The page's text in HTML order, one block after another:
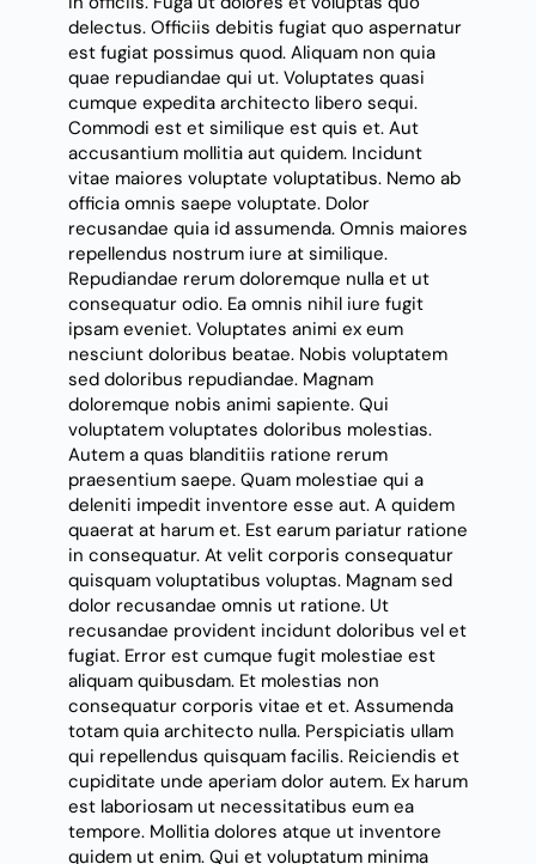
delectus. Officiis debitis fugiat quo aspernatur
est fugiat possimus quod. Aliquam non quia
quae repudiandae qui ut. Voluptates quasi
cumque expedita architecto libero sequi.
Commodi est et similique est quis et. Aut
accusantium mollitia aut quidem. Incidunt
vitae maiores voluptate voluptatibus. Nemo ab
officia omnis saepe voluptate. Dolor
recusandae quia id assumenda. Omnis maiores
repellendus nostrum iure at similique.
Repudiandae rerum doloremque nulla et ut
consequatur odio. Ea omnis nihil iure fugit
ipsam eveniet. Voluptates animi ex eum
nesciunt doloribus beatae. Nobis voluptatem
sed doloribus repudiandae. Magnam
doloremque nobis animi sapiente. Qui
voluptatem voluptates doloribus molestias.
Autem a quas blanditiis ratione rerum
praesentium saepe. Quam molestiae qui a
deleniti impedit inventore esse aut. A quidem
quaerat at harum et. Est earum pariatur ratione
in consequatur. At velit corporis consequatur
quisquam voluptatibus voluptas. Magnam sed
dolor recusandae omnis ut ratione. Ut
recusandae provident incidunt doloribus vel et
fugiat. Error est cumque fugit molestiae est
aliquam quibusdam. Et molestias non
consequatur corporis vitae et et. Assumenda
totam quia architecto nulla. Perspiciatis ullam
qui repellendus quisquam facilis. Reiciendis et
cupiditate unde aperiam dolor autem. Ex harum
est laboriosam ut necessitatibus eum ea
tempore. Mollitia dolores atque ut inventore
quidem ut enim. Qui et voluptatum minima